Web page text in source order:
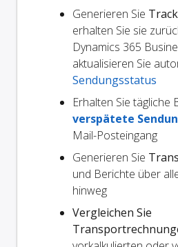
Generieren Sie
erhalten Sie sie
Dynamics 365
aktualisieren Sie
Sendungsstatus
Erhalten Sie tägliche
verspätete
Mail-Posteingang
Generieren Sie
und Berichte über
hinweg
Vergleichen Sie